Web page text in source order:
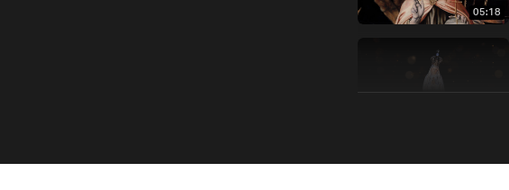
05:18